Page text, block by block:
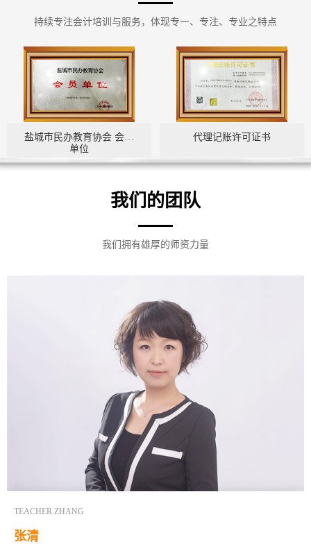
持续专注会计培训与服务，体现专一、专注、专业之特点
盐城市民办教育协会 会员
单位
代理记账许可证书
我们的团队
我们拥有雄厚的师资力量
TEACHER ZHANG
张清